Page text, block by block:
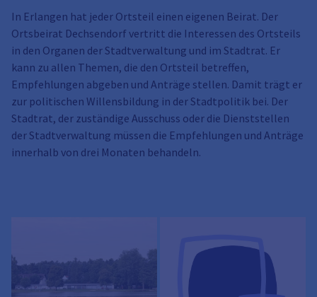
In Erlangen hat jeder Ortsteil einen eigenen Beirat. Der
Ortsbeirat Dechsendorf vertritt die Interessen des Ortsteils
in den Organen der Stadtverwaltung und im Stadtrat. Er
kann zu allen Themen, die den Ortsteil betreffen,
Empfehlungen abgeben und Anträge stellen. Damit trägt er
zur politischen Willensbildung in der Stadtpolitik bei. Der
Stadtrat, der zuständige Ausschuss oder die Dienststellen
der Stadtverwaltung müssen die Empfehlungen und Anträge
innerhalb von drei Monaten behandeln.